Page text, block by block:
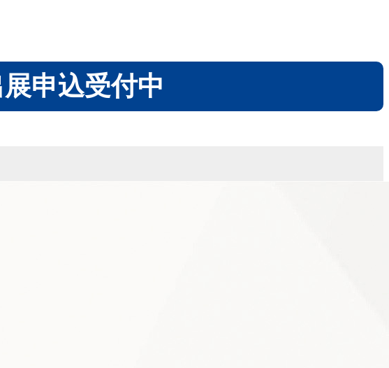
申込受付中